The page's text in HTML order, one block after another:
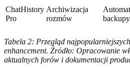
ChatHistory
Pro
Archiwizacja
rozmów
backupy
Tabela 2: Przegląd
enhancement. Źródło: Opracowanie
aktualnych forów i dokumentacji